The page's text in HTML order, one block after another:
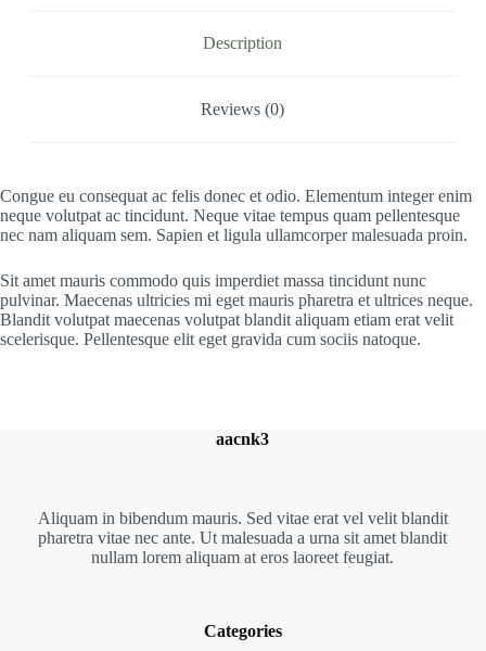
Description
Reviews (0)
Congue eu consequat ac felis donec et odio. Elementum integer enim
neque volutpat ac tincidunt. Neque vitae tempus quam pellentesque
nec nam aliquam sem. Sapien et ligula ullamcorper malesuada proin.
Sit amet mauris commodo quis imperdiet massa tincidunt nunc
pulvinar. Maecenas ultricies mi eget mauris pharetra et ultrices neque.
Blandit volutpat maecenas volutpat blandit aliquam etiam erat velit
scelerisque. Pellentesque elit eget gravida cum sociis natoque.
aacnk3
Aliquam in bibendum mauris. Sed vitae erat vel velit blandit
pharetra vitae nec ante. Ut malesuada a urna sit amet blandit
nullam lorem aliquam at eros laoreet feugiat.
Categories